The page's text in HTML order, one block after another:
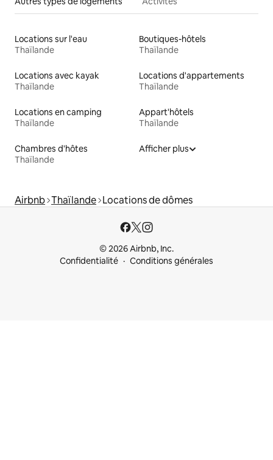
Locations sur l'eau
Thaïlande
Boutiques-hôtels
Thaïlande
Locations avec kayak
Thaïlande
Locations d'appartements
Thaïlande
Locations en camping
Thaïlande
Appart'hôtels
Thaïlande
Chambres d'hôtes
Thaïlande
Afficher plus
Airbnb Thaïlande Locations de dômes
© 2026 Airbnb, Inc.
Confidentialité
Conditions générales